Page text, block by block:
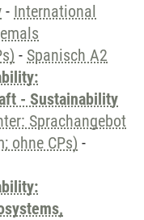
- International
- Spanisch A2
- Sustainability
Sprachangebot
ohne CPs) -